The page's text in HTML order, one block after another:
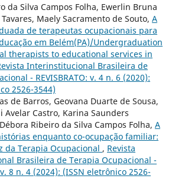
da Silva Campos Folha, Ewerlin Bruna
Maely Sacramento de Souto, A
de terapeutas ocupacionais para
em Belém(PA)/Undergraduation
therapists to educational services in
Interinstitucional Brasileira de
- REVISBRATO: v. 4 n. 6 (2020):
2526-3544)
de Barros, Geovana Duarte de Sousa,
Avelar Castro, Karina Saunders
Ribeiro da Silva Campos Folha, A
enquanto co-ocupação familiar:
da Terapia Ocupacional , Revista
Brasileira de Terapia Ocupacional -
v. 8 n. 4 (2024): (ISSN eletrônico 2526-